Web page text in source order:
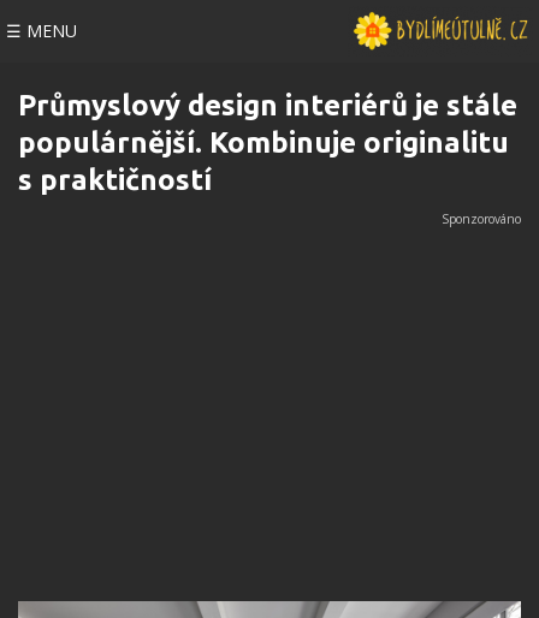
☰ MENU
Průmyslový design interiérů je stále
populárnější. Kombinuje originalitu
s praktičností